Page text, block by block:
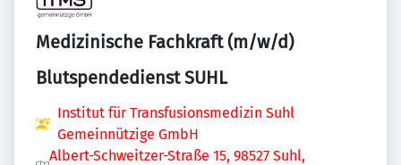
Medizinische Fachkraft (m/w/d)
Blutspendedienst SUHL
Institut für Transfusionsmedizin Suhl
Gemeinnützige GmbH
Albert-Schweitzer-Straße 15, 98527 Suhl,